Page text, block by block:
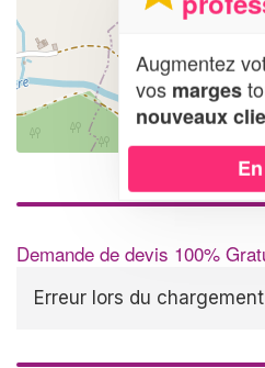
Leaflet| Map data ©
Demande de devis 100%
Erreur lors du
Augmentez
vos marges
nouveaux